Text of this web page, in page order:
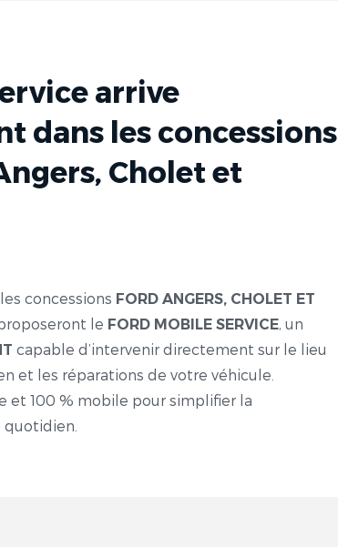
arrive
dans les concessions
Cholet et
les concessions FORD ANGERS, CHOLET ET
le FORD MOBILE SERVICE, un
capable d’intervenir directement sur le lieu
et les réparations de votre véhicule.
et 100 % mobile pour simplifier la